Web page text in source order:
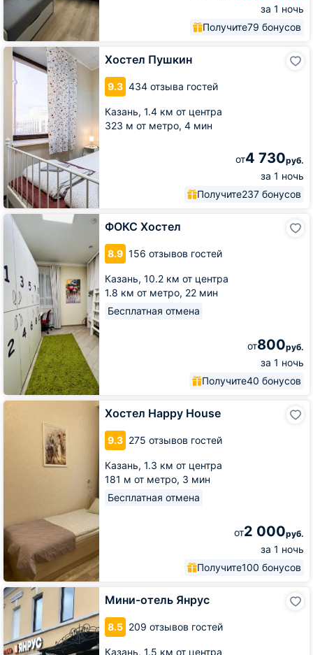
за 1 ночь
Получите79 бонусов
Хостел Пушкин
9.3 434 отзыва гостей
Казань, 1.4 км от центра
323 м от метро, 4 мин
от4 730руб.
за 1 ночь
Получите237 бонусов
Хостел
Пушкин
ФОКС Хостел
8.9 156 отзывов гостей
Казань, 10.2 км от центра
1.8 км от метро, 22 мин
Бесплатная отмена
от800руб.
за 1 ночь
Получите40 бонусов
ФОКС
Хостел
Хостел Happy House
9.3 275 отзывов гостей
Казань, 1.3 км от центра
181 м от метро, 3 мин
Бесплатная отмена
от2 000руб.
за 1 ночь
Получите100 бонусов
Хостел
Мини-отель Янрус
8.5 209 отзывов гостей
Казань, 1.5 км от центра
Мини-
отель